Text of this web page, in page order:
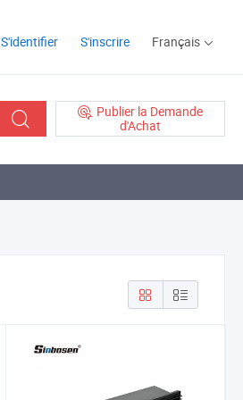
S'identifier S'inscrire Français
Publier la Demande
d'Achat